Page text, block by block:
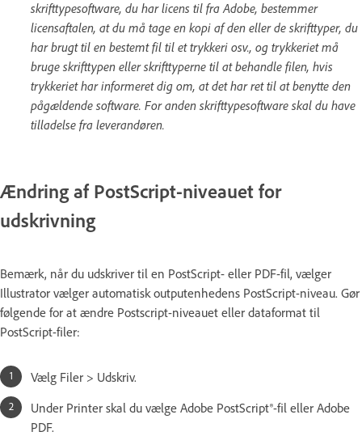
skrifttypesoftware, du har licens til fra Adobe, bestemmer
licensaftalen, at du må tage en kopi af den eller de skrifttyper, du
har brugt til en bestemt fil til et trykkeri osv., og trykkeriet må
bruge skrifttypen eller skrifttyperne til at behandle filen, hvis
trykkeriet har informeret dig om, at det har ret til at benytte den
pågældende software. For anden skrifttypesoftware skal du have
tilladelse fra leverandøren.
Ændring af PostScript-niveauet for
udskrivning
Bemærk, når du udskriver til en PostScript- eller PDF-fil, vælger
Illustrator vælger automatisk outputenhedens PostScript-niveau. Gør
følgende for at ændre Postscript-niveauet eller dataformat til
PostScript-filer:
Vælg Filer > Udskriv.
Under Printer skal du vælge Adobe PostScript®-fil eller Adobe
PDF.